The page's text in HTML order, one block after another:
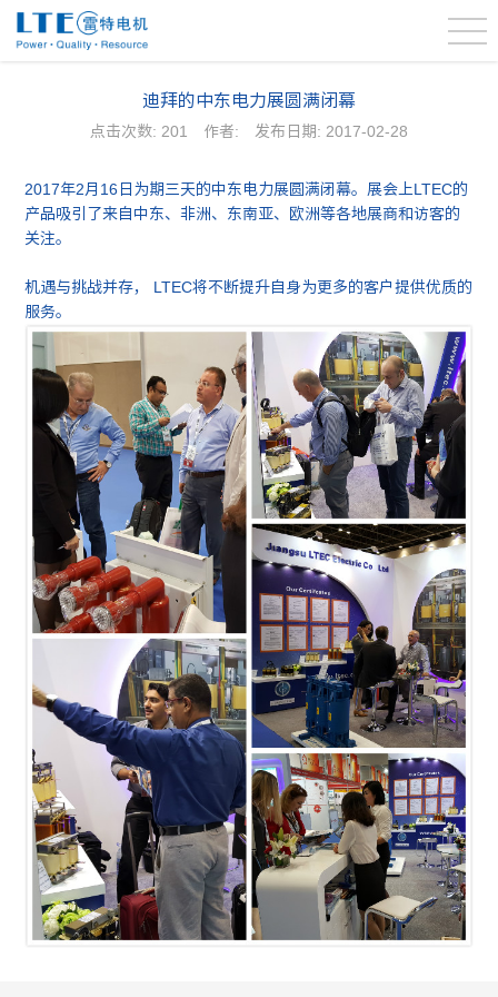
迪拜的中东电力展圆满闭幕
点击次数: 201 作者: 发布日期: 2017-02-28
2017年2月16日为期三天的中东电力展圆满闭幕。展会上LTEC的
产品吸引了来自中东、非洲、东南亚、欧洲等各地展商和访客的
关注。
机遇与挑战并存， LTEC将不断提升自身为更多的客户提供优质的
服务。